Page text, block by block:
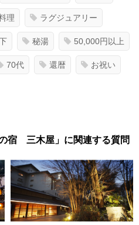
理 ラグジュアリー
秘湯 50,000円以上
70代 還暦 お祝い
宿 三木屋」に関連する質問